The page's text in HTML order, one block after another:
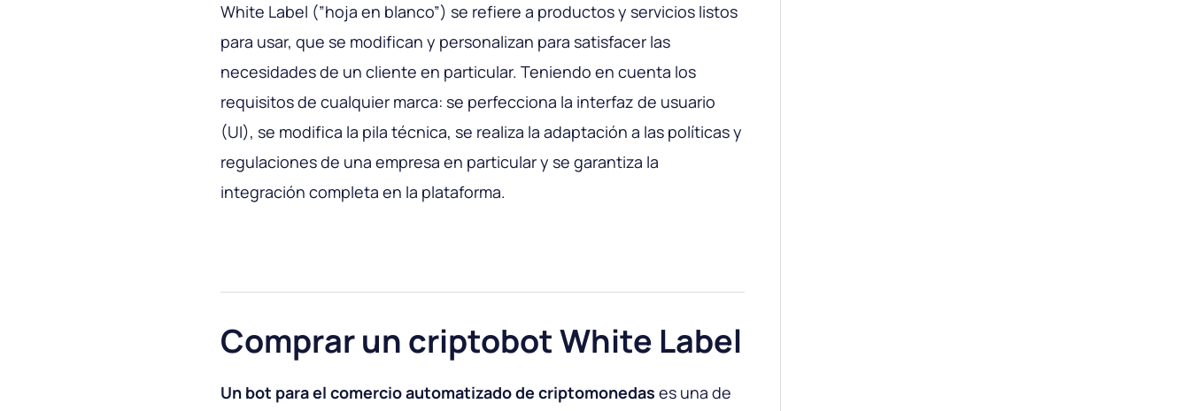
White Label (”hoja en blanco”) se refiere a productos y servicios listos
para usar, que se modifican y personalizan para satisfacer las
necesidades de un cliente en particular. Teniendo en cuenta los
requisitos de cualquier marca: se perfecciona la interfaz de usuario
(UI), se modifica la pila técnica, se realiza la adaptación a las políticas y
regulaciones de una empresa en particular y se garantiza la
integración completa en la plataforma.
Comprar un criptobot White Label
Un bot para el comercio automatizado de criptomonedas es una de